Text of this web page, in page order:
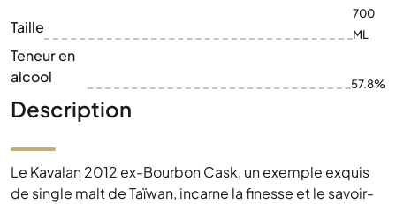
Taille
700
ML
Teneur en
alcool
57.8%
Description
Le Kavalan 2012 ex-Bourbon Cask, un exemple exquis
de single malt de Taïwan, incarne la finesse et le savoir-